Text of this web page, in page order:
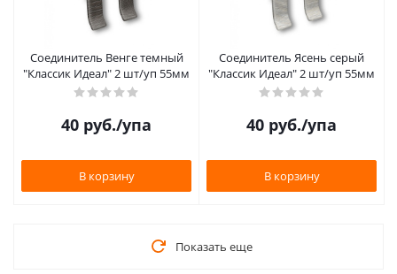
Соединитель Венге темный
"Классик Идеал" 2 шт/уп 55мм
40 руб./упа
В корзину
Соединитель Ясень серый
"Классик Идеал" 2 шт/уп 55мм
40 руб./упа
В корзину
Показать еще